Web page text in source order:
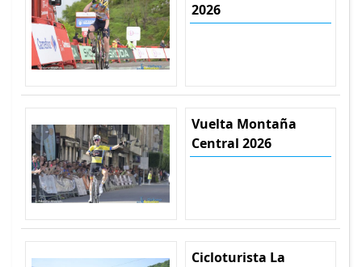
2026
Vuelta Montaña
Central 2026
Cicloturista La